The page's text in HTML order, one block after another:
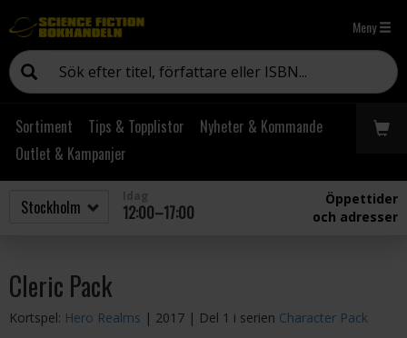
Meny
Sortiment Tips & Topplistor
Nyheter & Kommande
Outlet & Kampanjer
12:00–17:00
Öppettider
och adresser
Cleric Pack
Kortspel: Hero Realms | 2017 | Del 1 i serien Character Pack